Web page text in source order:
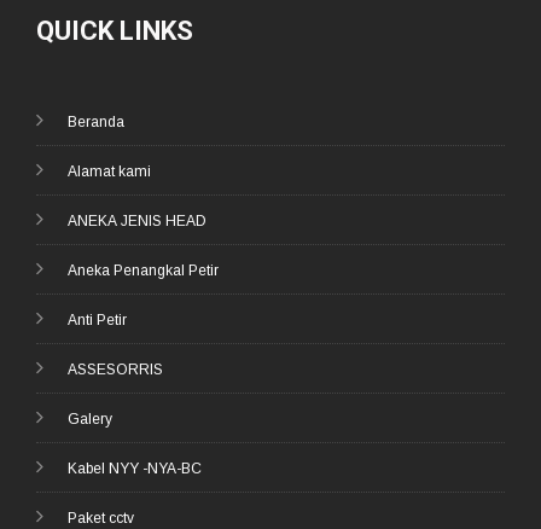
QUICK LINKS
Beranda
Alamat kami
ANEKA JENIS HEAD
Aneka Penangkal Petir
Anti Petir
ASSESORRIS
Galery
Kabel NYY -NYA-BC
Paket cctv